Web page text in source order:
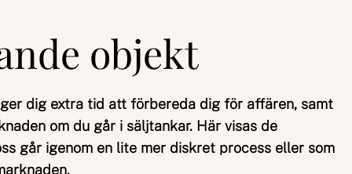
objekt
dig extra tid att förbereda dig för affären, samt
om du går i säljtankar. Här visas de
går igenom en lite mer diskret process eller som